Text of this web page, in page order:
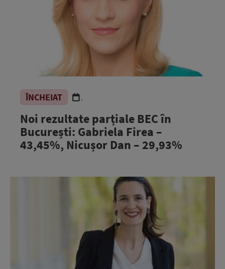
ÎNCHEIAT .
Noi rezultate parțiale BEC în
București: Gabriela Firea –
43,45%, Nicușor Dan – 29,93%